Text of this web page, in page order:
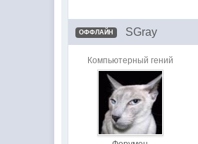
ОФФЛАЙН SGray
Компьютерный гений